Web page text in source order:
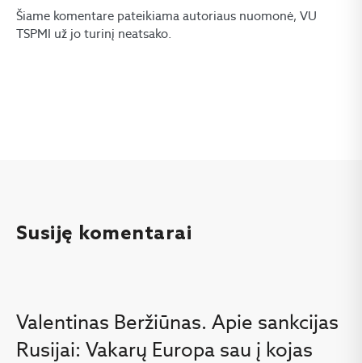
Šiame komentare pateikiama autoriaus nuomonė, VU
TSPMI už jo turinį neatsako.
Susiję komentarai
Valentinas Beržiūnas. Apie sankcijas
Rusijai: Vakarų Europa sau į kojas